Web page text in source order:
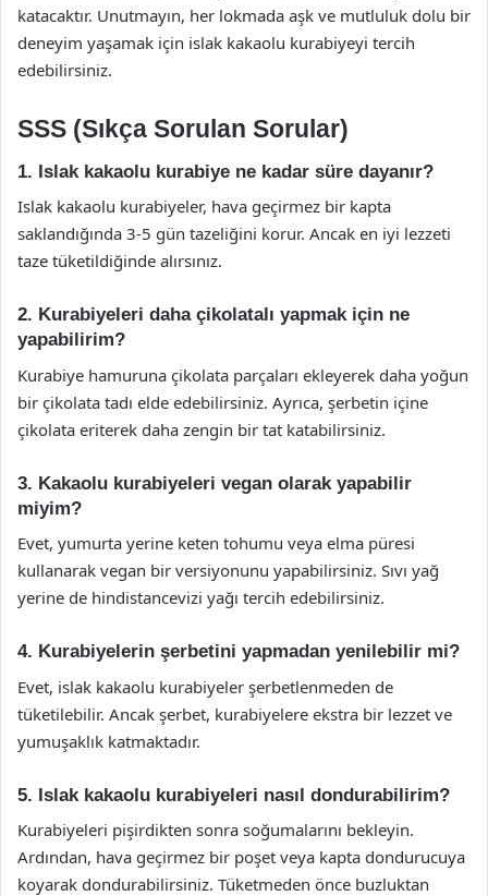
katacaktır. Unutmayın, her lokmada aşk ve mutluluk dolu bir
deneyim yaşamak için islak kakaolu kurabiyeyi tercih
edebilirsiniz.
SSS (Sıkça Sorulan Sorular)
1. Islak kakaolu kurabiye ne kadar süre dayanır?
Islak kakaolu kurabiyeler, hava geçirmez bir kapta
saklandığında 3-5 gün tazeliğini korur. Ancak en iyi lezzeti
taze tüketildiğinde alırsınız.
2. Kurabiyeleri daha çikolatalı yapmak için ne
yapabilirim?
Kurabiye hamuruna çikolata parçaları ekleyerek daha yoğun
bir çikolata tadı elde edebilirsiniz. Ayrıca, şerbetin içine
çikolata eriterek daha zengin bir tat katabilirsiniz.
3. Kakaolu kurabiyeleri vegan olarak yapabilir
miyim?
Evet, yumurta yerine keten tohumu veya elma püresi
kullanarak vegan bir versiyonunu yapabilirsiniz. Sıvı yağ
yerine de hindistancevizi yağı tercih edebilirsiniz.
4. Kurabiyelerin şerbetini yapmadan yenilebilir mi?
Evet, islak kakaolu kurabiyeler şerbetlenmeden de
tüketilebilir. Ancak şerbet, kurabiyelere ekstra bir lezzet ve
yumuşaklık katmaktadır.
5. Islak kakaolu kurabiyeleri nasıl dondurabilirim?
Kurabiyeleri pişirdikten sonra soğumalarını bekleyin.
Ardından, hava geçirmez bir poşet veya kapta dondurucuya
koyarak dondurabilirsiniz. Tüketmeden önce buzluktan